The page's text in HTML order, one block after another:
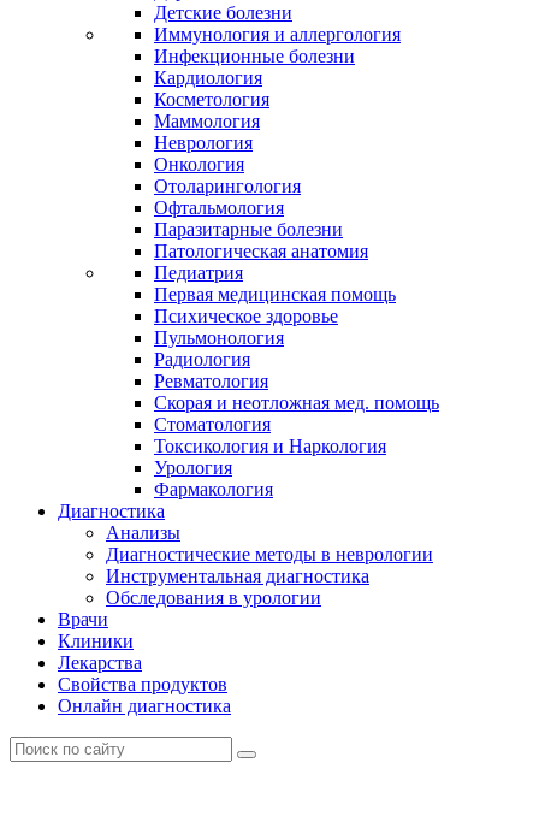
Детские болезни
Иммунология и аллергология
Инфекционные болезни
Кардиология
Косметология
Маммология
Неврология
Онкология
Отоларингология
Офтальмология
Паразитарные болезни
Патологическая анатомия
Педиатрия
Первая медицинская помощь
Психическое здоровье
Пульмонология
Радиология
Ревматология
Скорая и неотложная мед. помощь
Стоматология
Токсикология и Наркология
Урология
Фармакология
Диагностика
Анализы
Диагностические методы в неврологии
Инструментальная диагностика
Обследования в урологии
Врачи
Клиники
Лекарства
Свойства продуктов
Онлайн диагностика